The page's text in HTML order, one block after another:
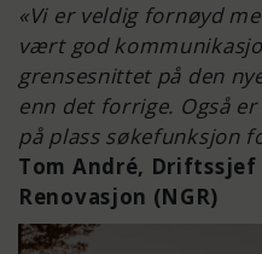
«Vi er veldig fornøyd
vært god
grensesnittet på den
enn det forrige. Også
på plass søkefunksjon
Tom André,
Renovasjon (NGR)